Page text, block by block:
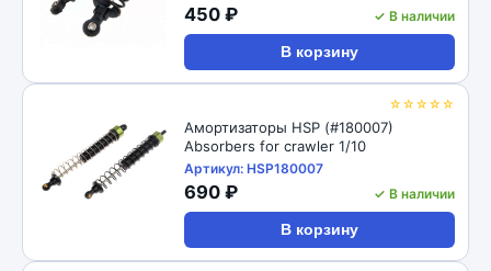
450 ₽ ✓ В наличии
В корзину
☆☆☆☆☆
Амортизаторы HSP (#180007)
Absorbers for crawler 1/10
Артикул: HSP180007
690 ₽ ✓ В наличии
В корзину